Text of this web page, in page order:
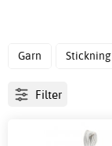
Garn Stickning
Filter